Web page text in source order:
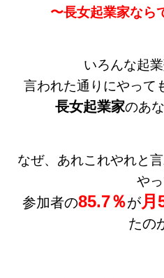
〜長女起業家なら
いろんな起
言われた通りにやって
長女起業家のあ
なぜ、あれこれやれと
や
参加者の85.7％が月
たの